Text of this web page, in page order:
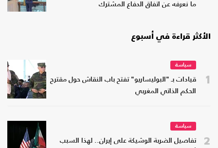
ما نعرفه عن اتفاق الدفاع المشترك
الأكثر قراءة في أسبوع
1
سياسة
قيادات بـ "البوليساريو" تفتح باب النقاش حول مقترح
الحكم الذاتي المغربي
2
سياسة
تفاصيل الضربة الوشيكة على إيران.. لهذا السبب